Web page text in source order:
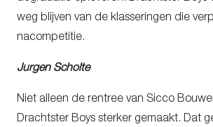
weg blijven van de klasseringen die
nacompetitie.
Jurgen Scholte
Niet alleen de rentree van Sicco
Drachtster Boys sterker gemaakt. Dat